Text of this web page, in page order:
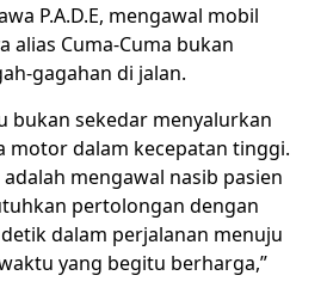
P.A.D.E, mengawal mobil
alias Cuma-Cuma bukan
gagahan di jalan.
bukan sekedar menyalurkan
motor dalam kecepatan tinggi.
mengawal nasib pasien
pertolongan dengan
dalam perjalanan menuju
yang begitu berharga,”